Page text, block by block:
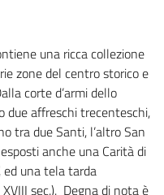
una ricca collezione
zone del centro storico e
corte d’armi dello
due affreschi trecenteschi,
tra due Santi, l’altro San
anche una Carità di
ed una tela tarda
sec.). Degna di nota è